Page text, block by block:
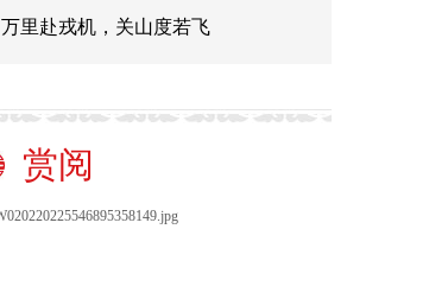
万里赴戎机，关山度若飞
赏阅